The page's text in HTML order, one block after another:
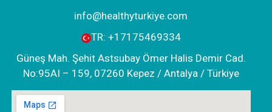
info@healthyturkiye.com
TR: +‪17175469334‬
Güneş Mah. Şehit Astsubay Ömer Halis Demir Cad.
No:95AI – 159, 07260 Kepez / Antalya / Türkiye